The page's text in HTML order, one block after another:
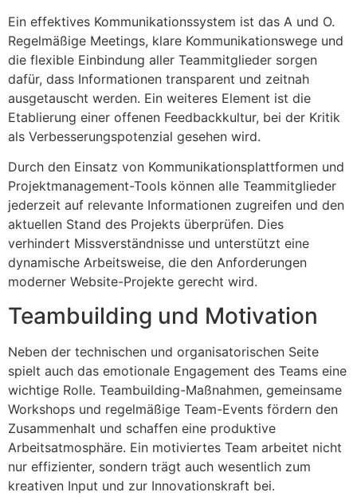
Ein effektives Kommunikationssystem ist das A und O.
Regelmäßige Meetings, klare Kommunikationswege und
die flexible Einbindung aller Teammitglieder sorgen
dafür, dass Informationen transparent und zeitnah
ausgetauscht werden. Ein weiteres Element ist die
Etablierung einer offenen Feedbackkultur, bei der Kritik
als Verbesserungspotenzial gesehen wird.
Durch den Einsatz von Kommunikationsplattformen und
Projektmanagement-Tools können alle Teammitglieder
jederzeit auf relevante Informationen zugreifen und den
aktuellen Stand des Projekts überprüfen. Dies
verhindert Missverständnisse und unterstützt eine
dynamische Arbeitsweise, die den Anforderungen
moderner Website-Projekte gerecht wird.
Teambuilding und Motivation
Neben der technischen und organisatorischen Seite
spielt auch das emotionale Engagement des Teams eine
wichtige Rolle. Teambuilding-Maßnahmen, gemeinsame
Workshops und regelmäßige Team-Events fördern den
Zusammenhalt und schaffen eine produktive
Arbeitsatmosphäre. Ein motiviertes Team arbeitet nicht
nur effizienter, sondern trägt auch wesentlich zum
kreativen Input und zur Innovationskraft bei.